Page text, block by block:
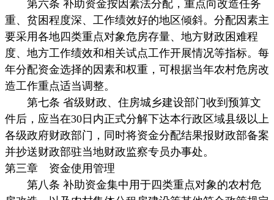
第六条 补助资金按因素法分配，重点向改造任务
重、贫困程度深、工作绩效好的地区倾斜。分配因素主
要采用各地四类重点对象危房存量、地方财政困难程
度、地方工作绩效和相关试点工作开展情况等指标。每
年分配资金选择的因素和权重，可根据当年农村危房改
造工作重点适当调整。
第七条 省级财政、住房城乡建设部门收到预算文
件后，应当在30日内正式分解下达本行政区域县级以上
各级政府财政部门，同时将资金分配结果报财政部备案
并抄送财政部驻当地财政监察专员办事处。
第三章 资金使用管理
第八条 补助资金集中用于四类重点对象的农村危